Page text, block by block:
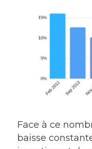
Face à ce
baisse